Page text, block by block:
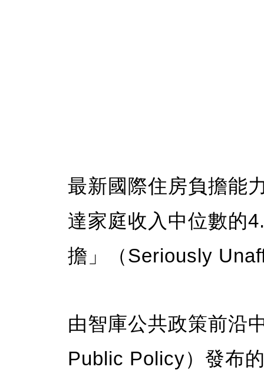
最新國際住房負擔能
達家庭收入中位數的
擔」（Seriously
由智庫公共政策前沿
Public Policy）發布